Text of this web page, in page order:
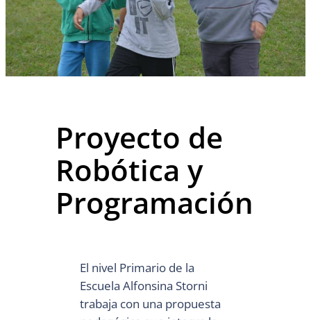
Proyecto de
Robótica y
Programación
El nivel Primario de la
Escuela Alfonsina Storni
trabaja con una propuesta